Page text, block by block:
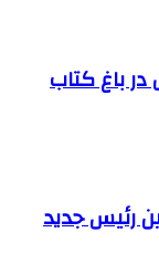
باغ کتاب
رئیس جدید